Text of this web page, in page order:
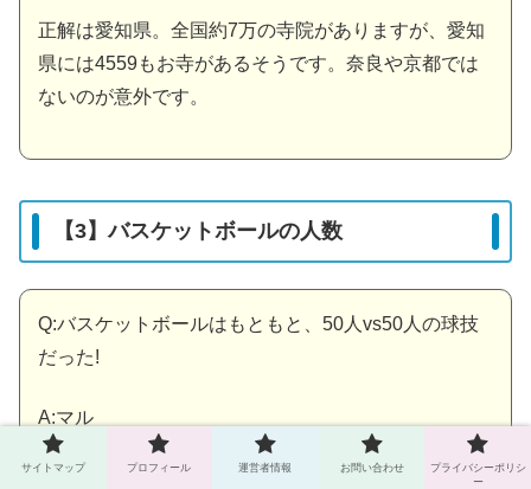
正解は愛知県。全国約7万の寺院がありますが、愛知
県には4559もお寺があるそうです。奈良や京都では
ないのが意外です。
【3】バスケットボールの人数
Q:バスケットボールはもともと、50人vs50人の球技
だった!
A:マル
考案された当初、大学で50人vs50人のバスケットボ
サイトマップ プロフィール 運営者情報 お問い合わせ
プライバシーポリシ
ー